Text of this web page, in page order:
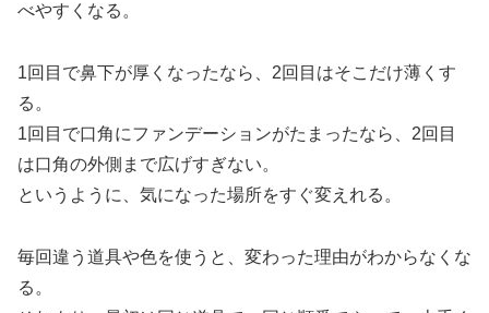
べやすくなる。
1回目で鼻下が厚くなったなら、2回目はそこだけ薄くす
る。
1回目で口角にファンデーションがたまったなら、2回目
は口角の外側まで広げすぎない。
というように、気になった場所をすぐ変えれる。
毎回違う道具や色を使うと、変わった理由がわからなくな
る。